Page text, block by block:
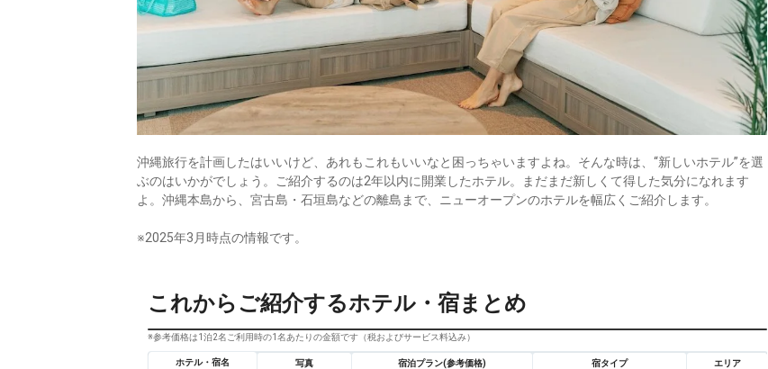
沖縄旅行を計画したはいいけど、あれもこれもいいなと困っちゃいますよね。そんな時は、“新しいホテル”を選
ぶのはいかがでしょう。ご紹介するのは2年以内に開業したホテル。まだまだ新しくて得した気分になれます
よ。沖縄本島から、宮古島・石垣島などの離島まで、ニューオープンのホテルを幅広くご紹介します。
※2025年3月時点の情報です。
これからご紹介するホテル・宿まとめ
※参考価格は1泊2名ご利用時の1名あたりの金額です（税およびサービス料込み）
ホテル・宿名 写真 宿泊プラン(参考価格) 宿タイプ エリア